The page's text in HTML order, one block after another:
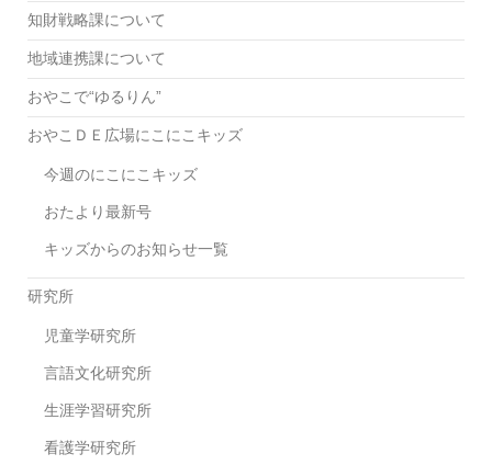
知財戦略課について
地域連携課について
おやこで“ゆるりん”
おやこＤＥ広場にこにこキッズ
今週のにこにこキッズ
おたより最新号
キッズからのお知らせ一覧
研究所
児童学研究所
言語文化研究所
生涯学習研究所
看護学研究所